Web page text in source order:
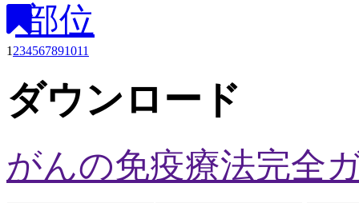
部位
1 234567891011
ダウンロード
がんの免疫療法完全